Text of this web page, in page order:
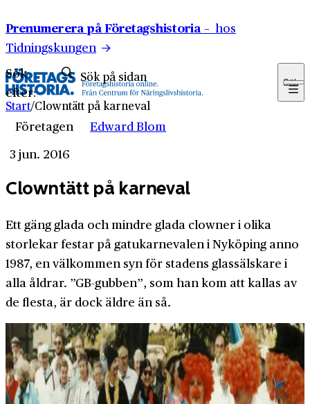
Prenumerera på Företagshistoria – hos
Tidningskungen
Sök
efter:
Sök
Start/Clowntätt på karneval
Företagen
Edward Blom
3 jun. 2016
Clowntätt på karneval
Ett gäng glada och mindre glada clowner i olika
storlekar festar på gatukarnevalen i Nyköping anno
1987, en välkommen syn för stadens glassälskare i
alla åldrar. ”GB-gubben”, som han kom att kallas av
de flesta, är dock äldre än så.